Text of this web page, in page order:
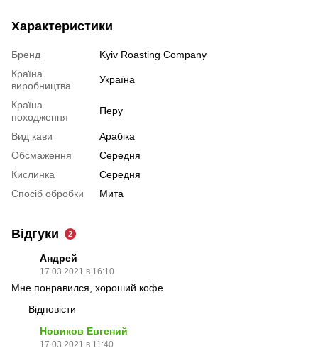
Характеристики
Бренд
Kyiv Roasting Company
Країна
виробництва
Україна
Країна
походження
Перу
Вид кави
Арабіка
Обсмаження
Середня
Кислинка
Середня
Спосіб обробки
Мита
Відгуки 2
Андрей
17.03.2021 в 16:10
Мне понравился, хороший кофе
Відповісти
Новиков Евгений
17.03.2021 в 11:40